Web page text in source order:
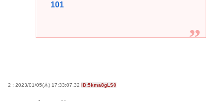
101
2 : 2023/01/05(木) 17:33:07.32 ID:5kma8gLS0